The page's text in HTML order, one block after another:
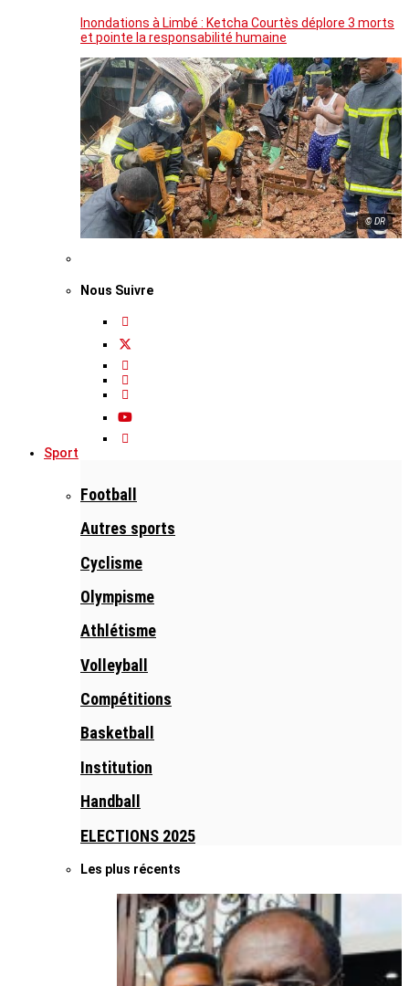
Inondations à Limbé : Ketcha Courtès déplore 3 morts
et pointe la responsabilité humaine
© DR
Nous Suivre
Sport
Football
Autres sports
Cyclisme
Olympisme
Athlétisme
Volleyball
Compétitions
Basketball
Institution
Handball
ELECTIONS 2025
Les plus récents